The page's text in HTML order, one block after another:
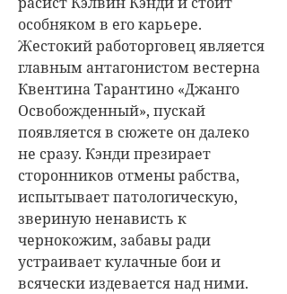
особняком в его карьере.
Жестокий работорговец является
главным антагонистом вестерна
Квентина Тарантино «Джанго
Освобожденный», пускай
появляется в сюжете он далеко
не сразу. Кэнди презирает
сторонников отмены рабства,
испытывает патологическую,
звериную ненависть к
чернокожим, забавы ради
устраивает кулачные бои и
всячески издевается над ними.